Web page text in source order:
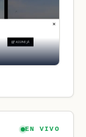
EN VIVO